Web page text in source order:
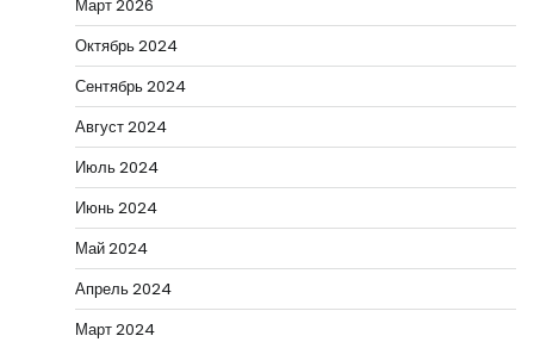
Март 2026
Октябрь 2024
Сентябрь 2024
Август 2024
Июль 2024
Июнь 2024
Май 2024
Апрель 2024
Март 2024